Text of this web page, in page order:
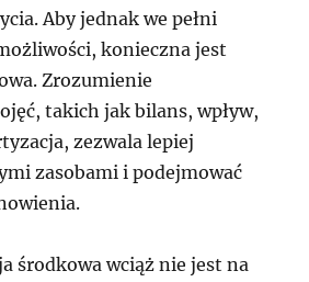
Aby jednak we pełni
konieczna jest
Zrozumienie
takich jak bilans, wpływ,
zezwala lepiej
zasobami i podejmować
środkowa wciąż nie jest na